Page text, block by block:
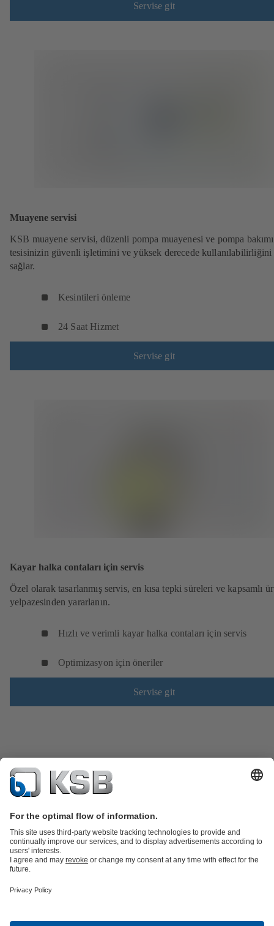
Servise git
Muayene servisi
KSB muayene servisi, düzenli pompa muayenesi ve pompa
tesisinizin güvenli işletimini ve yüksek derecede kullanılabilirliğini
sağlar.
Kesintileri önleme
24 Saat Hizmet
Servise git
Kayar halka contaları için servis
Özel olarak tasarlanmış servis, en kısa tepki süreleri ve kapsamlı
yelpazesinden yararlanın.
Hızlı ve verimli kayar halka contaları için servis
Optimizasyon için öneriler
Servise git